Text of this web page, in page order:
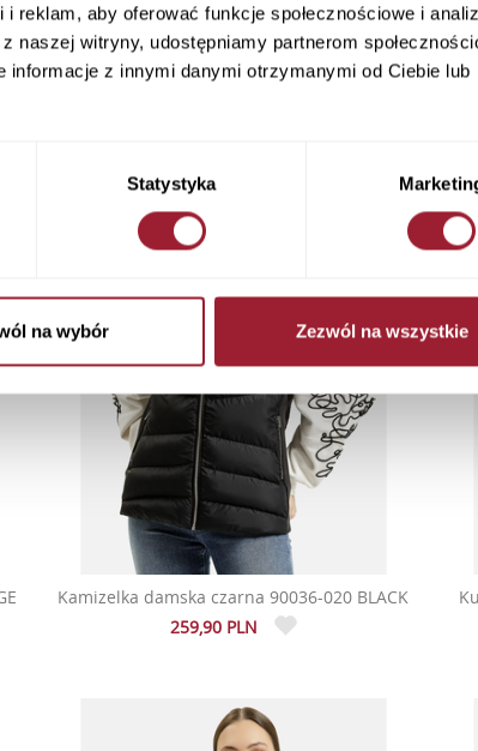
aby oferować funkcje społecznościowe i
witryny, udostępniamy partnerom
z innymi danymi otrzymanymi od Ciebie lub
Statystyka
na wybór Zezwól na wszystkie
Kurtka damska długa czarna 81287-020
BLACK
399,90 PLN
Kamizelka damska czarna 90036-020 BLACK
259,90 PLN